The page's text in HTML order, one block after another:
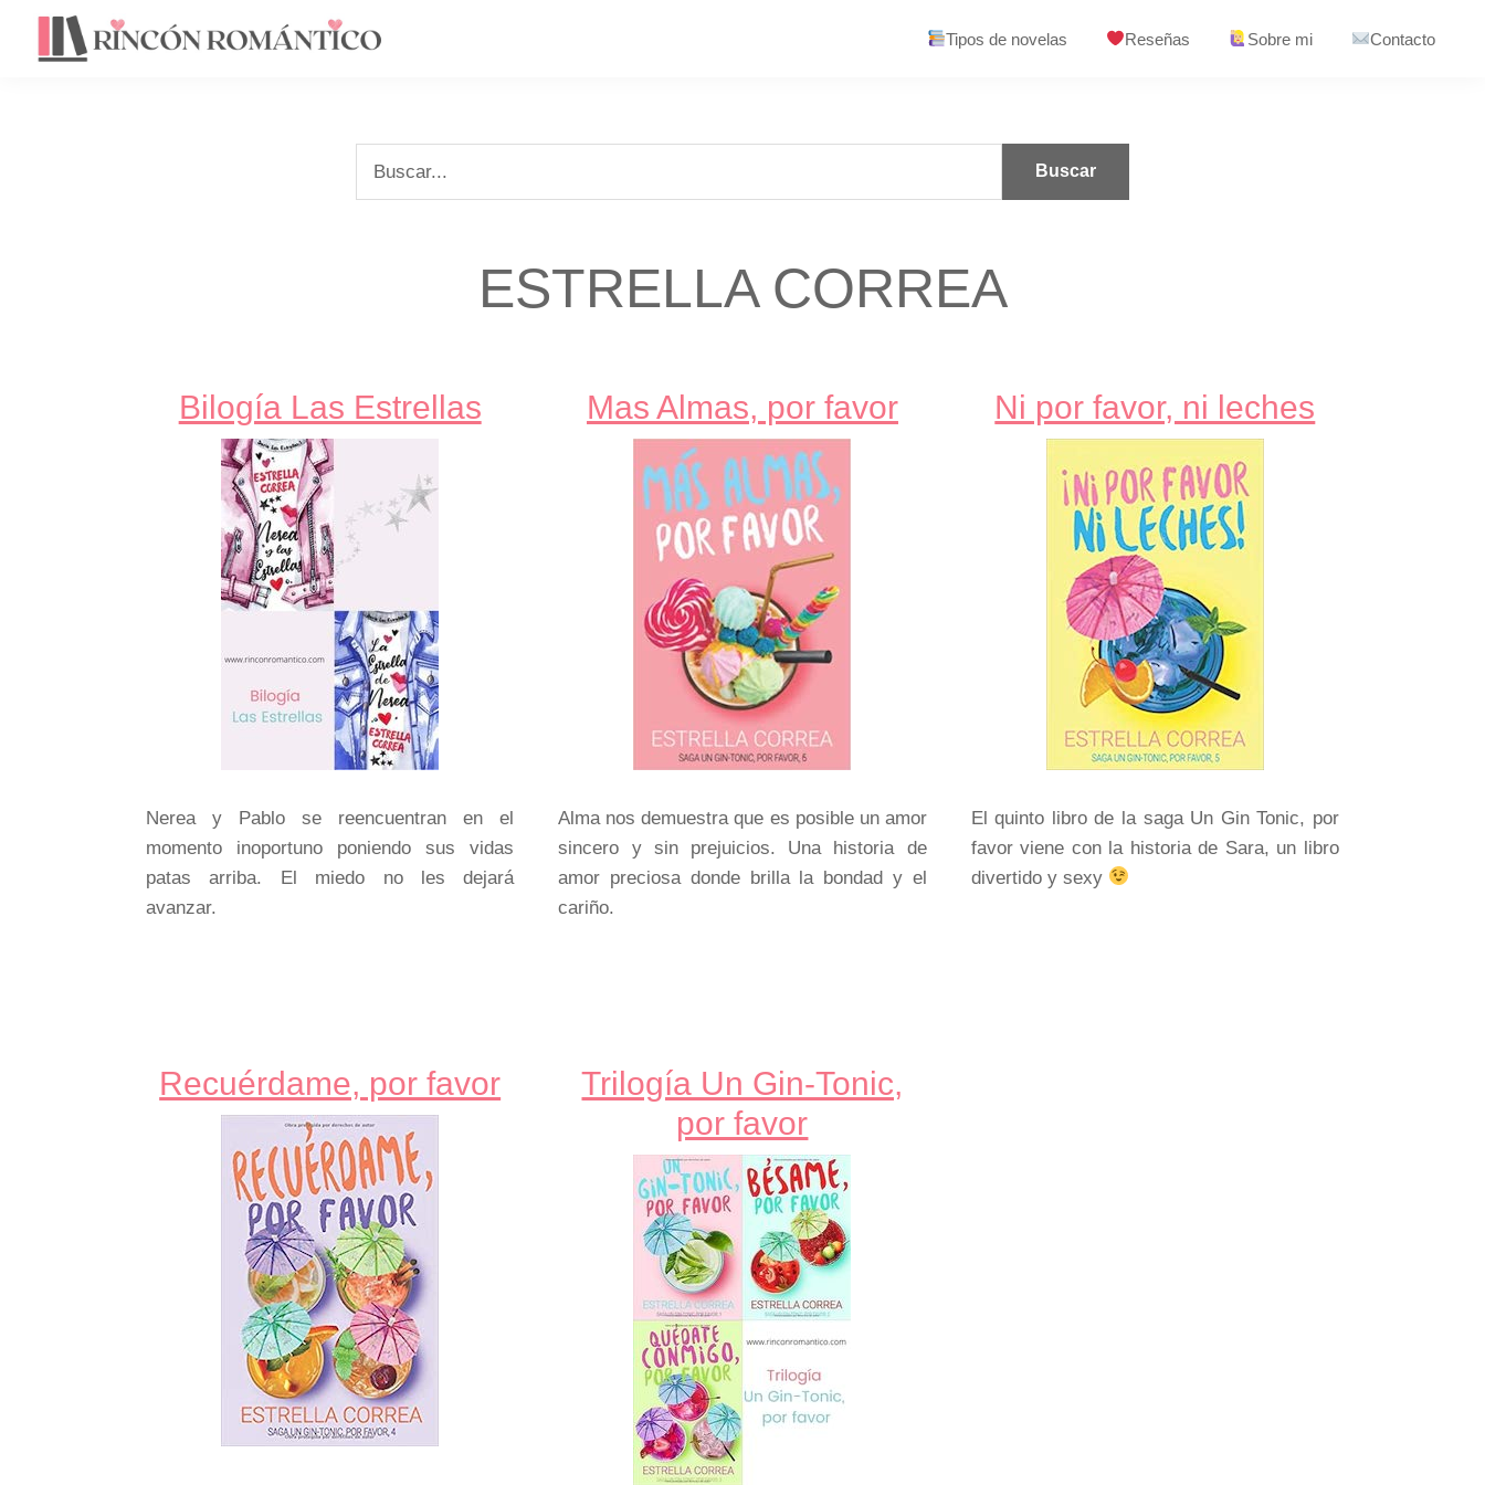
Saltar
Saltar
Tipos de novelas Reseñas Sobre mi Contacto
ESTRELLA CORREA
Bilogía Las Estrellas
Nerea y Pablo se reencuentran en el
momento inoportuno poniendo sus vidas
patas arriba. El miedo no les dejará
avanzar.
Mas Almas, por favor
Alma nos demuestra que es posible un amor
sincero y sin prejuicios. Una historia de
amor preciosa donde brilla la bondad y el
cariño.
Ni por favor, ni leches
El quinto libro de la saga Un Gin Tonic, por
favor viene con la historia de Sara, un libro
divertido y sexy
Recuérdame, por favor
Trilogía Un Gin-Tonic,
por favor